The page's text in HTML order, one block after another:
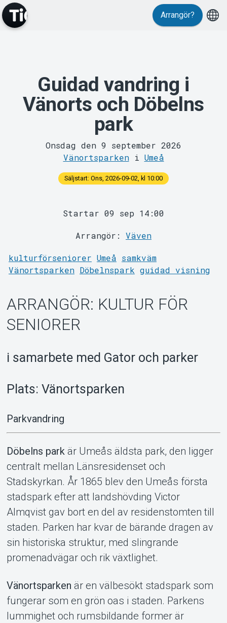
Evenemang
MyTickster
Support
Om Tickster
Arrangör?
Guidad vandring i
Vänorts och Döbelns
park
Onsdag den 9 september 2026
Vänortsparkeni Umeå
Säljstart: Ons, 2026-09-02, kl 10:00
Startar 09 sep 14:00
Arrangör: Väven
kulturförseniorer Umeå samkväm
Vänortsparken Döbelnspark guidad visning
ARRANGÖR: KULTUR FÖR
SENIORER
i samarbete med Gator och parker
Plats: Vänortsparken
Parkvandring
Döbelns parkär Umeås äldsta park, den ligger
centralt mellan Länsresidenset och
Stadskyrkan. År 1865 blev den Umeås första
stadspark efter att landshövding Victor
Almqvist gav bort en del av residenstomten till
staden. Parken har kvar de bärande dragen av
sin historiska struktur, med slingrande
promenadvägar och rik växtlighet.
Vänortsparken är en välbesökt stadspark som
fungerar som en grön oas i staden. Parkens
lummighet och rumsbildande former är